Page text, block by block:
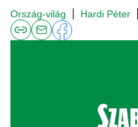
Ország-világ Hardi Péter